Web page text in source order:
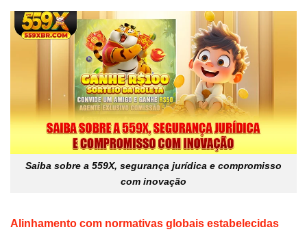
Saiba sobre a 559X, segurança jurídica e compromisso
com inovação
Alinhamento com normativas globais estabelecidas